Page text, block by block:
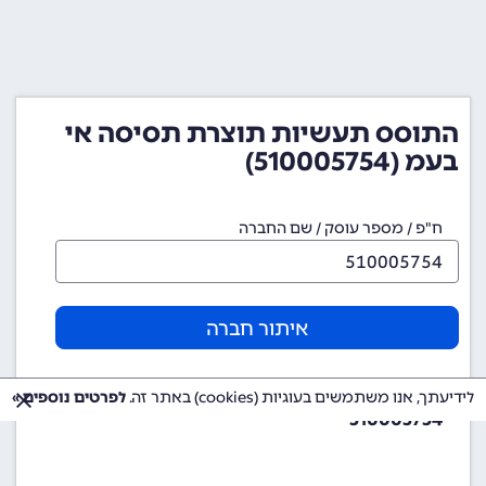
התוסס תעשיות תוצרת תסיסה אי
בעמ (510005754)
ח"פ / מספר עוסק / שם החברה
איתור חברה
510005754
לידיעתך, אנו משתמשים בעוגיות (cookies) באתר זה. לפרטים נוספים »